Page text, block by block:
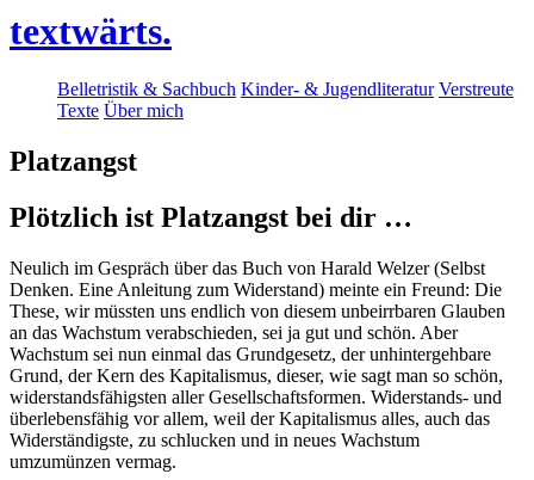
textwärts.
Belletristik & Sachbuch Kinder- & Jugendliteratur Verstreute
Texte Über mich
Platzangst
Plötzlich ist Platzangst bei dir …
Neulich im Gespräch über das Buch von Harald Welzer (Selbst
Denken. Eine Anleitung zum Widerstand) meinte ein Freund: Die
These, wir müssten uns endlich von diesem unbeirrbaren Glauben
an das Wachstum verabschieden, sei ja gut und schön. Aber
Wachstum sei nun einmal das Grundgesetz, der unhintergehbare
Grund, der Kern des Kapitalismus, dieser, wie sagt man so schön,
widerstandsfähigsten aller Gesellschaftsformen. Widerstands- und
überlebensfähig vor allem, weil der Kapitalismus alles, auch das
Widerständigste, zu schlucken und in neues Wachstum
umzumünzen vermag.